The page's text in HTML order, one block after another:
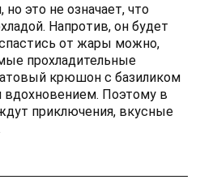
это не означает, что
Напротив, он будет
от жары можно,
прохладительные
крюшон с базиликом
вдохновением. Поэтому в
приключения, вкусные